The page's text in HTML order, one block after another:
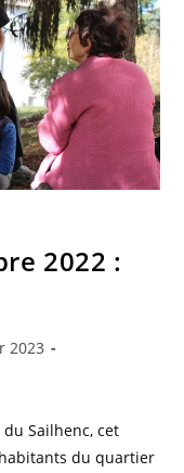
2022 :
2023
Sailhenc, cet
du quartier